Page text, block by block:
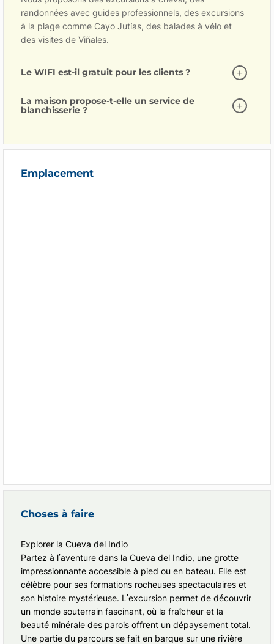
randonnées avec guides professionnels, des excursions
à la plage comme Cayo Jutías, des balades à vélo et
des visites de Viñales.
Le WIFI est-il gratuit pour les clients ?
La maison propose-t-elle un service de
blanchisserie ?
Emplacement
Choses à faire
Explorer la Cueva del Indio
Partez à l’aventure dans la Cueva del Indio, une grotte
impressionnante accessible à pied ou en bateau. Elle est
célèbre pour ses formations rocheuses spectaculaires et
son histoire mystérieuse. L’excursion permet de découvrir
un monde souterrain fascinant, où la fraîcheur et la
beauté minérale des parois offrent un dépaysement total.
Une partie du parcours se fait en barque sur une rivière